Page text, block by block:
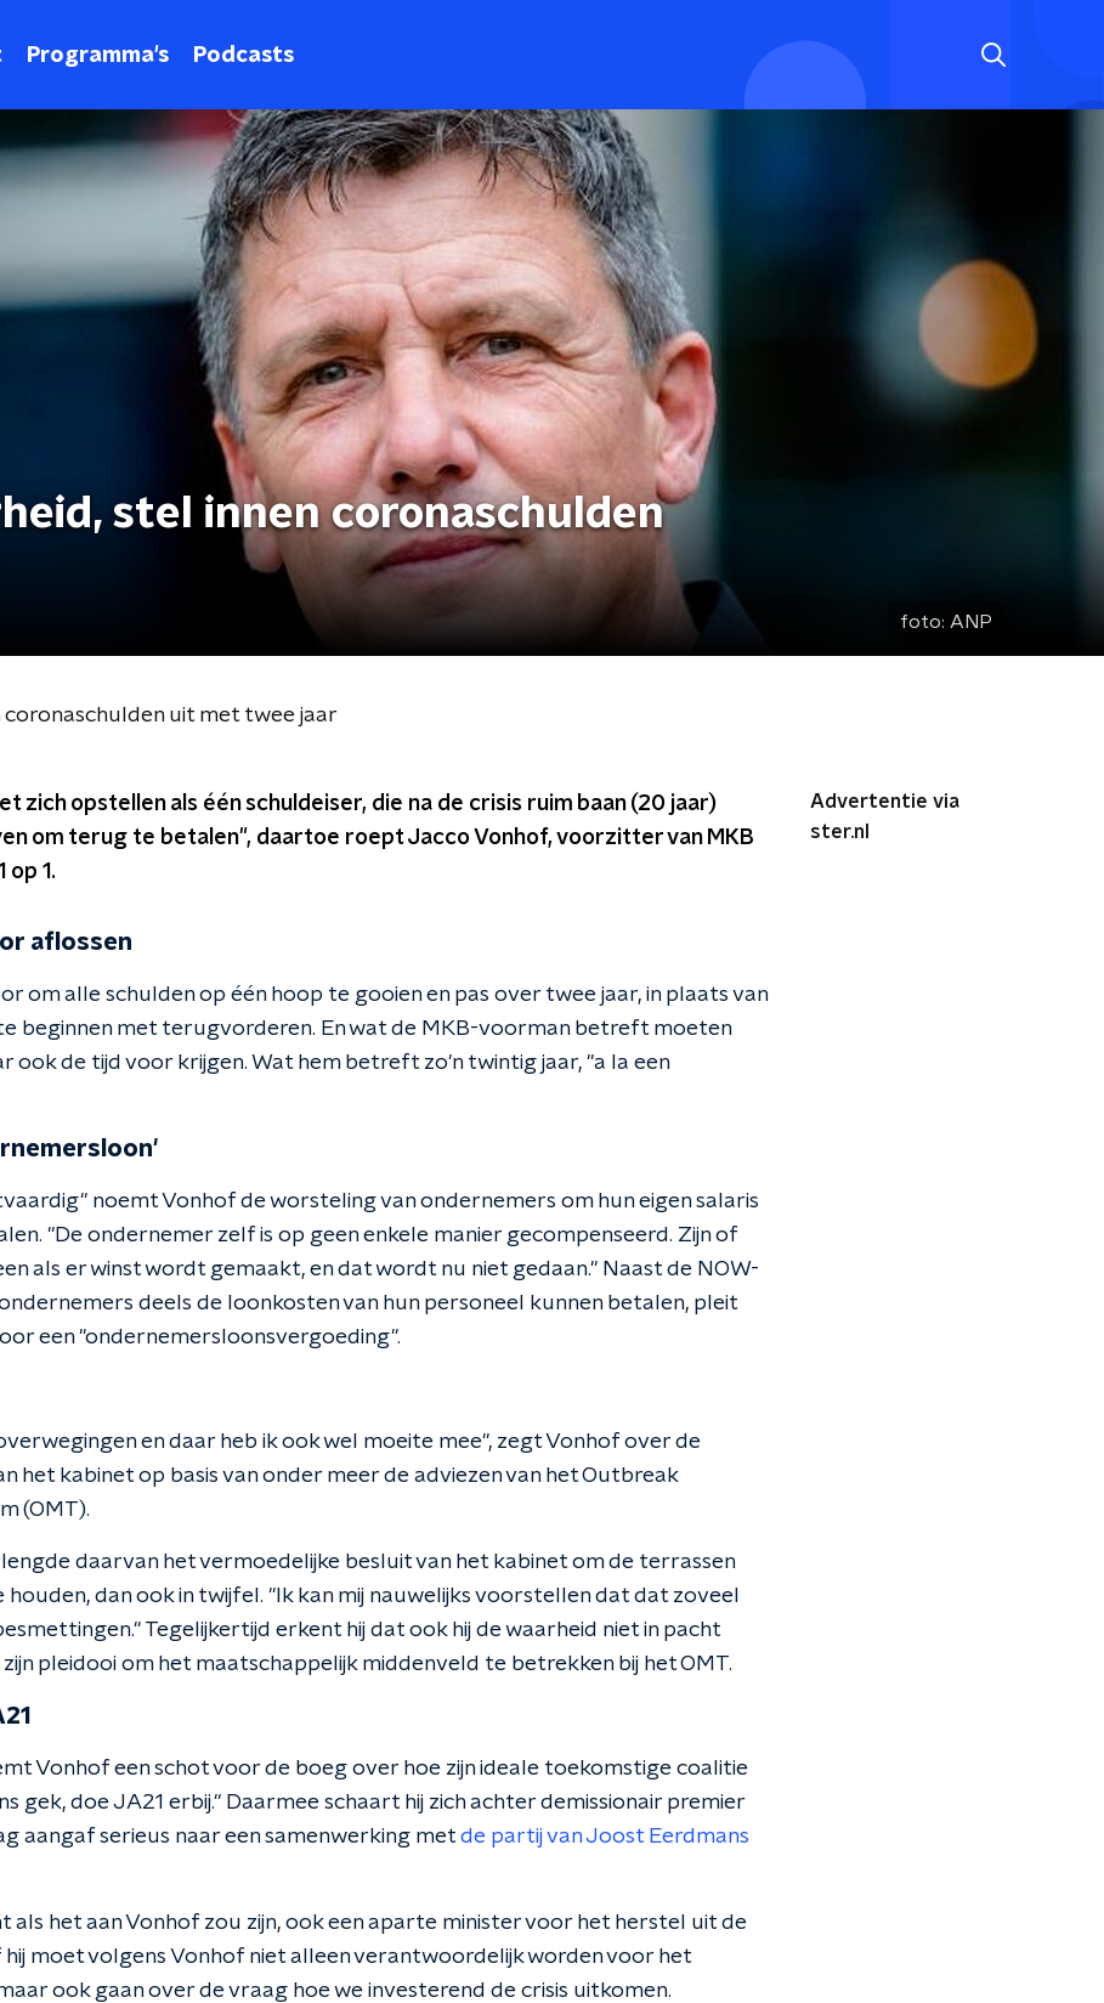
Programma's Podcasts
stel innen coronaschulden
foto: ANP
uit met twee jaar
zich opstellen als één schuldeiser, die na de crisis ruim baan (20 jaar)
om terug te betalen", daartoe roept Jacco Vonhof, voorzitter van MKB
op 1.
aflossen
om alle schulden op één hoop te gooien en pas over twee jaar, in plaats van
beginnen met terugvorderen. En wat de MKB-voorman betreft moeten
ook de tijd voor krijgen. Wat hem betreft zo'n twintig jaar, "a la een
noemt Vonhof de worsteling van ondernemers om hun eigen salaris
"De ondernemer zelf is op geen enkele manier gecompenseerd. Zijn of
als er winst wordt gemaakt, en dat wordt nu niet gedaan." Naast de NOW-
deels de loonkosten van hun personeel kunnen betalen, pleit
een "ondernemersloonsvergoeding".
en daar heb ik ook wel moeite mee", zegt Vonhof over de
het kabinet op basis van onder meer de adviezen van het Outbreak
(OMT).
daarvan het vermoedelijke besluit van het kabinet om de terrassen
dan ook in twijfel. "Ik kan mij nauwelijks voorstellen dat dat zoveel
Tegelijkertijd erkent hij dat ook hij de waarheid niet in pacht
pleidooi om het maatschappelijk middenveld te betrekken bij het OMT.
Vonhof een schot voor de boeg over hoe zijn ideale toekomstige coalitie
gek, doe JA21 erbij." Daarmee schaart hij zich achter demissionair premier
aangaf serieus naar een samenwerking met de partij van Joost Eerdmans
als het aan Vonhof zou zijn, ook een aparte minister voor het herstel uit de
hij moet volgens Vonhof niet alleen verantwoordelijk worden voor het
ook gaan over de vraag hoe we investerend de crisis uitkomen.
Advertentie via
ster.nl